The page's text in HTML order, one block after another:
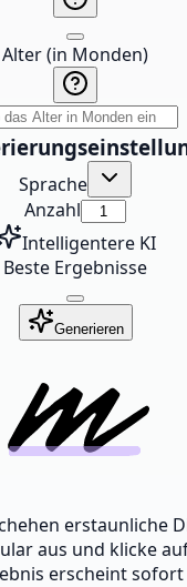
Alter (in Monden)
Sprache
Anzahl
Intelligentere KI
Beste Ergebnisse
Generieren
erstaunliche
aus und klicke
erscheint sofort